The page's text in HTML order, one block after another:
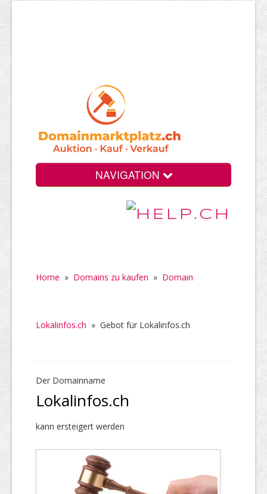
NAVIGATION
Home » Domains zu kaufen » Domain
Lokalinfos.ch » Gebot für Lokalinfos.ch
Der Domainname
Lokalinfos.ch
kann ersteigert werden